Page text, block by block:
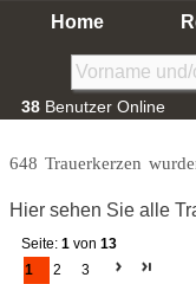
Home
38 Benutzer Online
648 Trauerkerzen
Hier sehen Sie alle
Seite: 1 von 13
1
2 3